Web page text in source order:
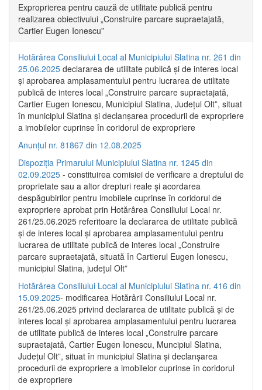
Exproprierea pentru cauză de utilitate publică pentru
realizarea obiectivului „Construire parcare supraetajată,
Cartier Eugen Ionescu”
Hotărârea Consiliului Local al Municipiului Slatina nr. 261 din
25.06.2025 declararea de utilitate publică și de interes local
și aprobarea amplasamentului pentru lucrarea de utilitate
publică de interes local „Construire parcare supraetajată,
Cartier Eugen Ionescu, Municipiul Slatina, Județul Olt”, situat
în municipiul Slatina și declanșarea procedurii de expropriere
a imobilelor cuprinse în coridorul de expropriere
Anunțul nr. 81867 din 12.08.2025
Dispoziția Primarului Municipiului Slatina nr. 1245 din
02.09.2025 - constituirea comisiei de verificare a dreptului de
proprietate sau a altor drepturi reale și acordarea
despăgubirilor pentru imobilele cuprinse în coridorul de
expropriere aprobat prin Hotărârea Consiliului Local nr.
261/25.06.2025 referitoare la declararea de utilitate publică
și de interes local și aprobarea amplasamentului pentru
lucrarea de utilitate publică de interes local „Construire
parcare supraetajată, situată în Cartierul Eugen Ionescu,
municipiul Slatina, județul Olt”
Hotărârea Consiliului Local al Municipiului Slatina nr. 416 din
15.09.2025- modificarea Hotărârii Consiliului Local nr.
261/25.06.2025 privind declararea de utilitate publică și de
interes local și aprobarea amplasamentului pentru lucrarea
de utilitate publică de interes local „Construire parcare
supraetajată, Cartier Eugen Ionescu, Muncipiul Slatina,
Județul Olt”, situat în municipiul Slatina și declanșarea
procedurii de expropriere a imobilelor cuprinse în coridorul
de expropriere